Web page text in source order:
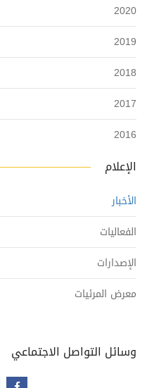
2020
2019
2018
2017
2016
الإعلام
الأخبار
الفعاليات
الإصدارات
معرض المرئيات
وسائل التواصل الاجتماعي